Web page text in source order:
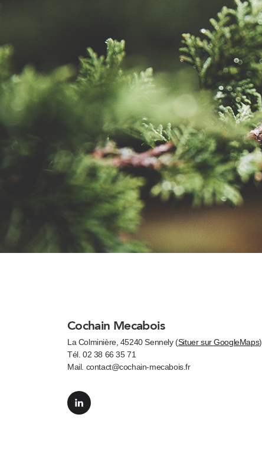
Cochain Mecabois
La Colminière, 45240 Sennely (Situer sur GoogleMaps)
Tél. 02 38 66 35 71
Mail. contact@cochain-mecabois.fr
Linkedin